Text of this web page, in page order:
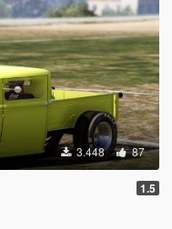
3.448 87
1.5